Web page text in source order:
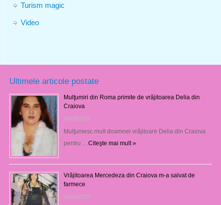
Turism magic
Video
Ultimele articole postate
Mulţumiri din Roma primite de vrăjitoarea Delia din
Craiova
06/08/2026
Mulţumesc mult doamnei vrăjitoare Delia din Craiova
pentru … Citeşte mai mult »
Vrăjitoarea Mercedeza din Craiova m-a salvat de
farmece
06/08/2026